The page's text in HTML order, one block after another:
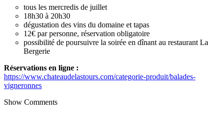
tous les mercredis de juillet
18h30 à 20h30
dégustation des vins du domaine et tapas
12€ par personne, réservation obligatoire
possibilité de poursuivre la soirée en dînant au restaurant La
Bergerie
Réservations en ligne :
https://www.chateaudelastours.com/categorie-produit/balades-
vigneronnes
Show Comments